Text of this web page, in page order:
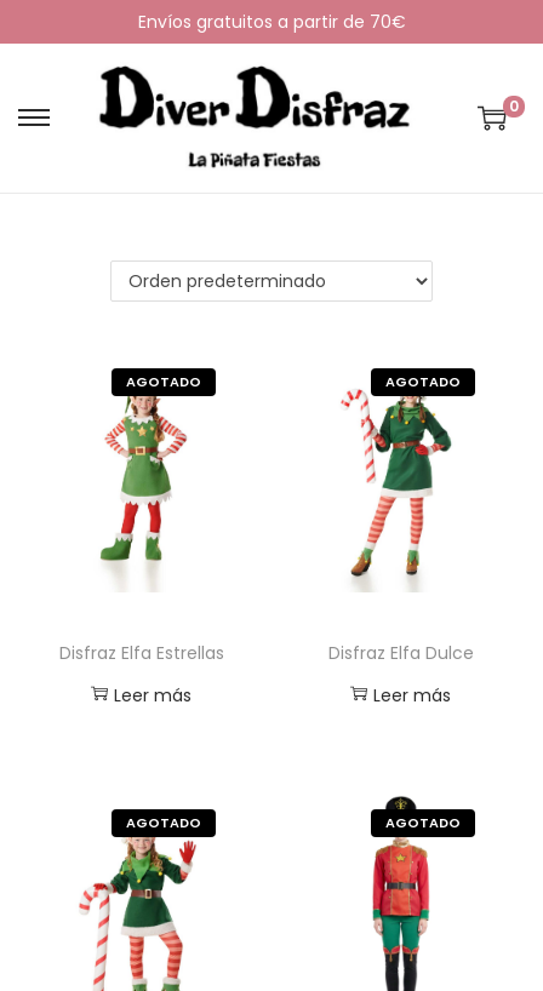
Envíos gratuitos a partir de 70€
0
Disfraz Elfa Estrellas
Leer más
Disfraz Elfa Dulce
Leer más